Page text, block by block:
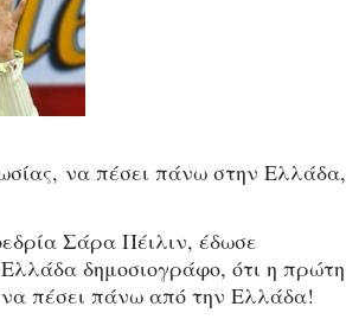
να πέσει πάνω στην Ελλάδα,
Σάρα Πέιλιν, έδωσε
δημοσιογράφο, ότι η πρώτη
να πέσει πάνω από την Ελλάδα!